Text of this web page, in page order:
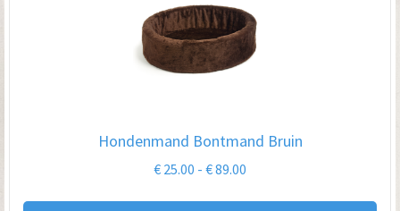
Hondenmand Bontmand Bruin
€ 25.00 - €89.00
Dit